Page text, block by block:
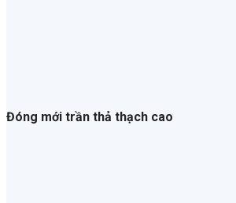
Đóng mới trần thả thạch cao